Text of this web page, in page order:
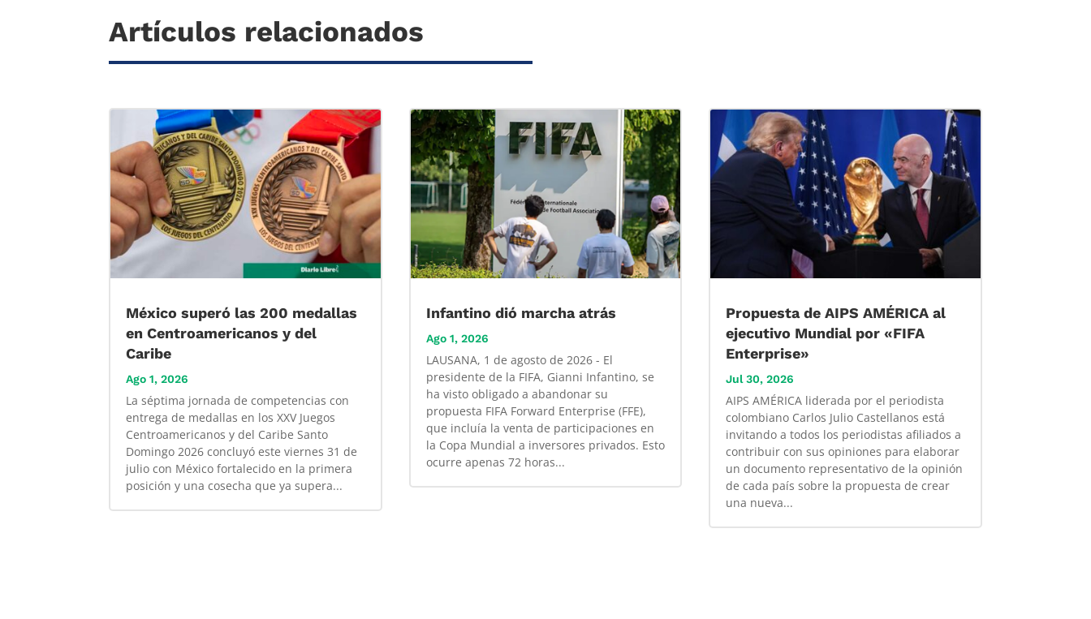
Artículos relacionados
México superó las 200 medallas
en Centroamericanos y del
Caribe
Ago 1, 2026
La séptima jornada de competencias con
entrega de medallas en los XXV Juegos
Centroamericanos y del Caribe Santo
Domingo 2026 concluyó este viernes 31 de
julio con México fortalecido en la primera
posición y una cosecha que ya supera...
Infantino dió marcha atrás
Ago 1, 2026
LAUSANA, 1 de agosto de 2026 - El
presidente de la FIFA, Gianni Infantino, se
ha visto obligado a abandonar su
propuesta FIFA Forward Enterprise (FFE),
que incluía la venta de participaciones en
la Copa Mundial a inversores privados. Esto
ocurre apenas 72 horas...
Propuesta de AIPS AMÉRICA al
ejecutivo Mundial por «FIFA
Enterprise»
Jul 30, 2026
AIPS AMÉRICA liderada por el periodista
colombiano Carlos Julio Castellanos está
invitando a todos los periodistas afiliados a
contribuir con sus opiniones para elaborar
un documento representativo de la opinión
de cada país sobre la propuesta de crear
una nueva...